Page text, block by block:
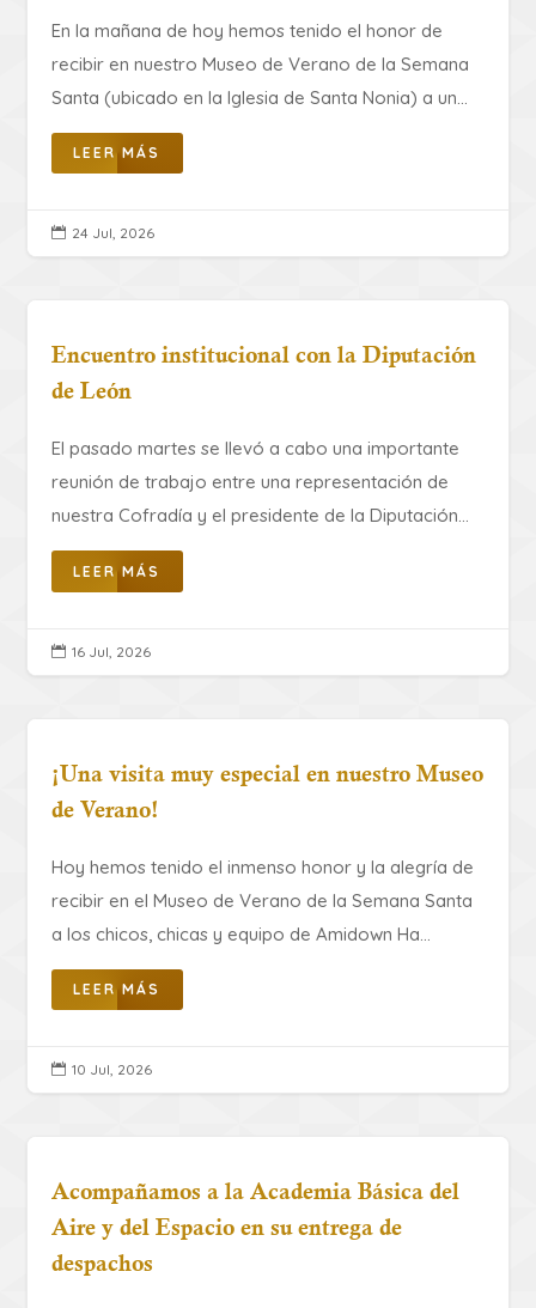
En la mañana de hoy hemos tenido el honor de
recibir en nuestro Museo de Verano de la Semana
Santa (ubicado en la Iglesia de Santa Nonia) a un...
LEER MÁS
 24 Jul, 2026
Encuentro institucional con la Diputación
de León
El pasado martes se llevó a cabo una importante
reunión de trabajo entre una representación de
nuestra Cofradía y el presidente de la Diputación...
LEER MÁS
 16 Jul, 2026
¡Una visita muy especial en nuestro Museo
de Verano!
Hoy hemos tenido el inmenso honor y la alegría de
recibir en el Museo de Verano de la Semana Santa
a los chicos, chicas y equipo de Amidown Ha...
LEER MÁS
 10 Jul, 2026
Acompañamos a la Academia Básica del
Aire y del Espacio en su entrega de
despachos